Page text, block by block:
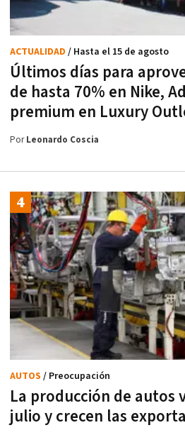
Últimos días para
de hasta 70% en Nike,
premium en Luxury
ACTUALIDAD / Hasta el 15 de agosto
PorLeonardo Coscia
La producción de autos
julio y crecen las
AUTOS / Preocupación